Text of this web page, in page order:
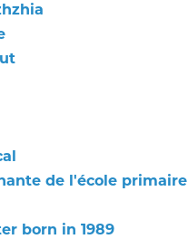
de l'école primaire
born in 1989